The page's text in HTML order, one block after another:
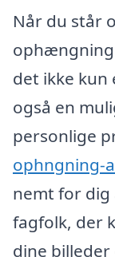
Når du står
ophængning
det ikke kun
også en
personlige
ophngning-
nemt for dig
fagfolk, der
dine